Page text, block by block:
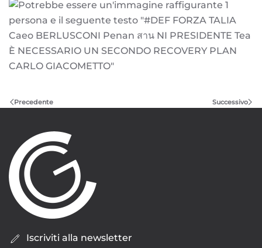
Precedente Successivo
Iscriviti alla newsletter